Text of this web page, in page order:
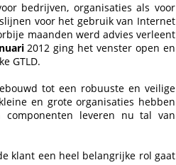
bedrijven, organisaties als voor
voor het gebruik van Internet
maanden werd advies verleent
2012 ging het venster open en
GTLD.
tot een robuuste en veilige
en grote organisaties hebben
componenten leveren nu tal van
klant een heel belangrijke rol gaat